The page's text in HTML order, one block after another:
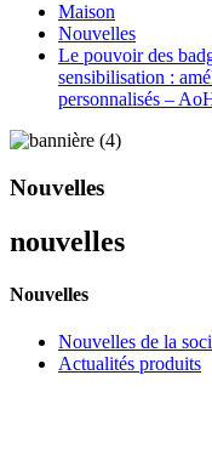
Maison
Nouvelles
Le pouvoir des
sensibilisation :
personnalisés –
Nouvelles
nouvelles
Nouvelles
Nouvelles de la
Actualités produits